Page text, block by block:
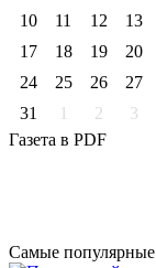
10
11 12 13
17
18 19 20
24
25 26 27
31
1 2 3
Газета в PDF
Самые популярные